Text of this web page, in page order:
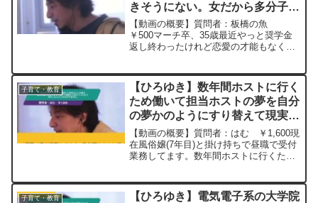
きそうにない。女だから多分子ど
もも今からは無理。どうすればい
い？ ひろゆき切り抜き
20240509
【動画の概要】質問者：板橋の魚
￥500マーチ卒、35歳最近やっと奨学金
返し終わったけれど恋愛の才能もなくこ
くらいだから貯金もないけれど、どうす
ればいい？手取り20万く...
子育て・教育
【ひろゆき】数年間ホストに行く
ため働いて担当ホストの夢を自分
の夢かのようにすり替えて現実か
ら逃げていたので何をしたらいい
かわかりません。ー ひろゆき切
り抜き 20231018
【動画の概要】質問者：はむ ￥1,600現
在風俗嬢(7年目)と掛け持ちで昼職で受付
業務してます。数年間ホストに行くため
何をしたらいいかわかりません。貯金ゼ
子育て・教育
【ひろゆき】電気電子系の大学院